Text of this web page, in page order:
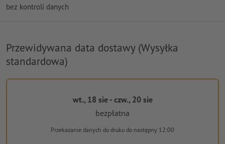
bez kontroli danych
Przewidywana data dostawy (Wysyłka
standardowa)
wt., 18 sie - czw., 20 sie
bezpłatna
Przekazanie danych do druku do następny 12:00